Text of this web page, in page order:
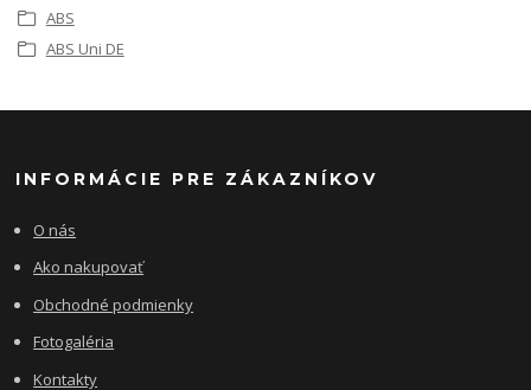
ABS
ABS Uni DE
INFORMÁCIE PRE ZÁKAZNÍKOV
O nás
Ako nakupovať
Obchodné podmienky
Fotogaléria
Kontakty